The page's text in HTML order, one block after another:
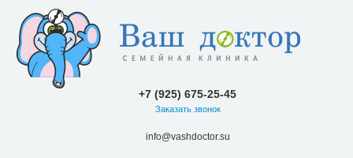
+7 (925) 675-25-45
Заказать звонок
info@vashdoctor.su